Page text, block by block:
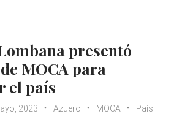
presentó
MOCA para
el país
2023 Azuero MOCA
País